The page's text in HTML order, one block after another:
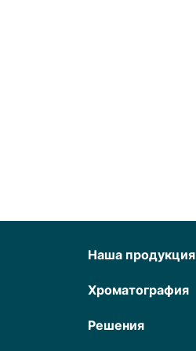
Наша продукция
Хроматография
Решения